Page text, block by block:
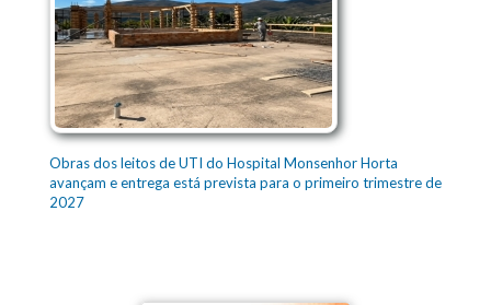
Obras dos leitos de UTI do Hospital Monsenhor Horta
avançam e entrega está prevista para o primeiro trimestre de
2027